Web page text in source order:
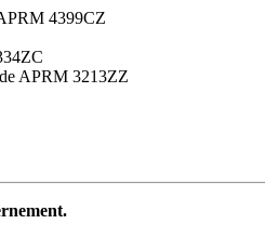
4399CZ
APRM 3213ZZ